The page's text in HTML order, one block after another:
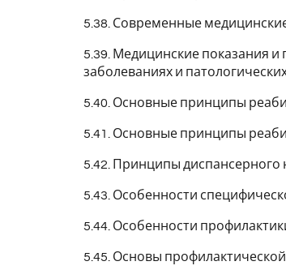
5.38. Современные
5.39. Медицинские показания
заболеваниях и
5.40. Основные принципы
5.41. Основные принципы
5.42. Принципы диспансерного
5.43. Особенности
5.44. Особенности
5.45. Основы